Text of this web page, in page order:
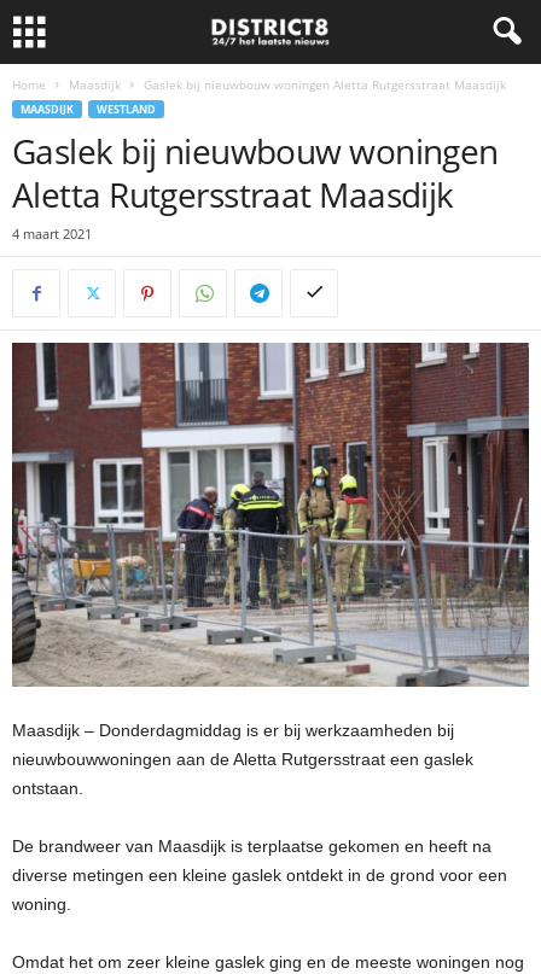
Home Maasdijk Gaslek bij nieuwbouw woningen Aletta Rutgersstraat Maasdijk
MAASDIJK WESTLAND
Gaslek bij nieuwbouw woningen
Aletta Rutgersstraat Maasdijk
4 maart 2021
Maasdijk – Donderdagmiddag is er bij werkzaamheden bij
nieuwbouwwoningen aan de Aletta Rutgersstraat een gaslek
ontstaan.
De brandweer van Maasdijk is terplaatse gekomen en heeft na
diverse metingen een kleine gaslek ontdekt in de grond voor een
woning.
Omdat het om zeer kleine gaslek ging en de meeste woningen nog